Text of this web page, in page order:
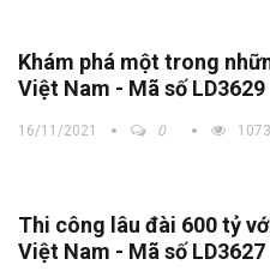
Khám phá một trong
Việt Nam - Mã số LD3629
16/11/2021 0
Thi công lâu đài 600 tỷ
Việt Nam - Mã số LD3627